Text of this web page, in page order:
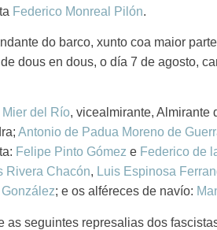
Federico Monreal Pilón.
do barco, xunto coa maior
dous en dous, o día 7 de agosto,
Mier del Río, vicealmirante, Almirante
Antonio de Padua Moreno de
Felipe Pinto Gómez e Federico de
Rivera Chacón, Luis Espinosa
; e os alféreces de navío:
as seguintes represalias dos